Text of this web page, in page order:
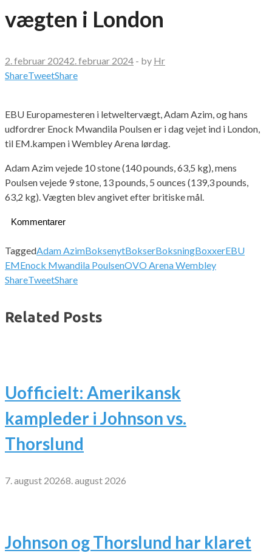
vægten i London
2. februar 20242. februar 2024 - by Hr
ShareTweetShare
EBU Europamesteren i letweltervægt, Adam Azim, og hans
udfordrer Enock Mwandila Poulsen er i dag vejet ind i London,
til EM.kampen i Wembley Arena lørdag.
Adam Azim vejede 10 stone (140 pounds, 63,5 kg), mens
Poulsen vejede 9 stone, 13 pounds, 5 ounces (139,3 pounds,
63,2 kg). Vægten blev angivet efter britiske mål.
Kommentarer
TaggedAdam AzimBoksenytBokserBoksningBoxxerEBU
EMEnock Mwandila PoulsenOVO Arena Wembley
ShareTweetShare
Related Posts
Uofficielt: Amerikansk
kampleder i Johnson vs.
Thorslund
7. august 20268. august 2026
Johnson og Thorslund har klaret